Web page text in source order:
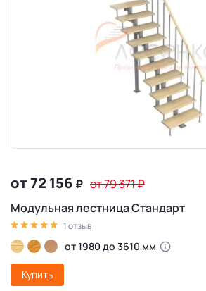
от 72 156 ₽ от 79 371₽
Модульная лестница Стандарт
1 отзыв
от 1980 до 3610 мм
Купить